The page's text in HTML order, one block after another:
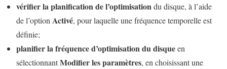
vérifier la planification de l’optimisationdu disque, à l’aide
de l’option Activé, pour laquelle une fréquence temporelle est
définie;
planifier la fréquence d’optimisation du disqueen
sélectionnantModifier les paramètres, en choisissant une